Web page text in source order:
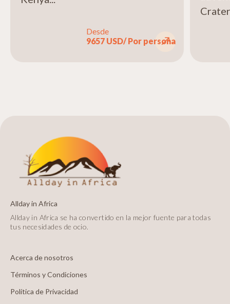
Desde
9657 USD/ Por persona
Allday in Africa
Allday in Africa se ha convertido en la mejor fuente para todas
tus necesidades de ocio.
Acerca de nosotros
Términos y Condiciones
Política de Privacidad